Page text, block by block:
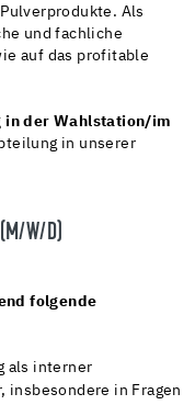
Als
und fachliche
auf das profitable
in der Wahlstation/im
in unserer
(M/W/D)
folgende
als interner
insbesondere in Fragen